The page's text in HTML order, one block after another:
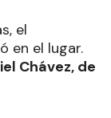
el
en el lugar.
Chávez, de